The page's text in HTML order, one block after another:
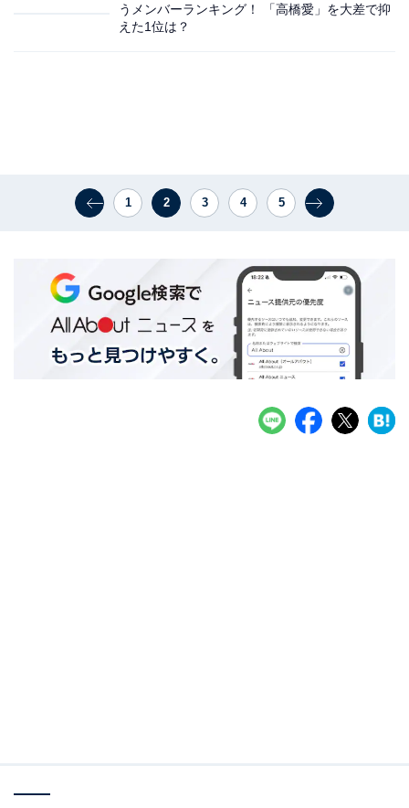
うメンバーランキング！ 「高橋愛」を大差で抑
えた1位は？
1 2 3 4 5